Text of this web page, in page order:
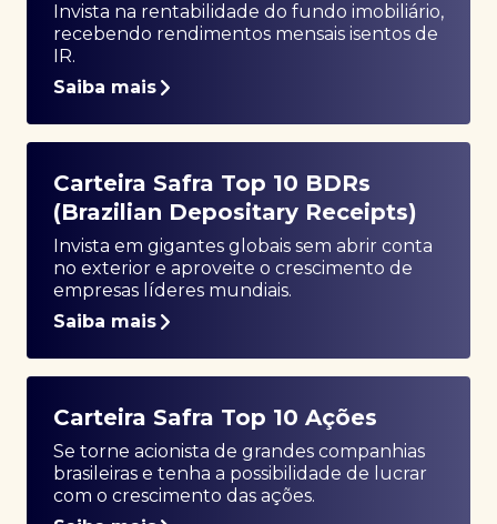
Invista na rentabilidade do fundo imobiliário,
recebendo rendimentos mensais isentos de
IR.
Saiba mais
Carteira Safra Top 10 BDRs
(Brazilian Depositary Receipts)
Invista em gigantes globais sem abrir conta
no exterior e aproveite o crescimento de
empresas líderes mundiais.
Saiba mais
Carteira Safra Top 10 Ações
Se torne acionista de grandes companhias
brasileiras e tenha a possibilidade de lucrar
com o crescimento das ações.